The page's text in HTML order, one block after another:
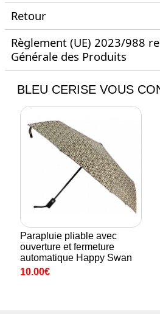
Retour
Règlement (UE) 2023/988
Générale des Produits
BLEU CERISE VOUS
Parapluie pliable avec
ouverture et fermeture
automatique Happy Swan
10.00€